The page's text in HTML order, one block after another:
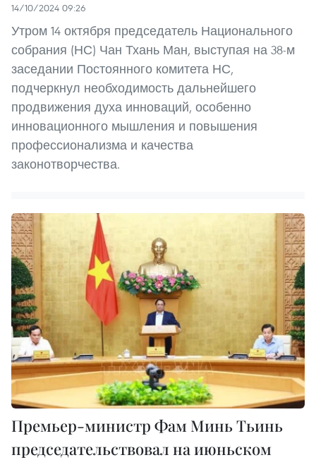
14/10/2024 09:26
Утром 14 октября председатель Национального
собрания (НС) Чан Тхань Ман, выступая на 38-м
заседании Постоянного комитета НС,
подчеркнул необходимость дальнейшего
продвижения духа инноваций, особенно
инновационного мышления и повышения
профессионализма и качества
законотворчества.
Премьер-министр Фам Минь Тьинь
председательствовал на июньском